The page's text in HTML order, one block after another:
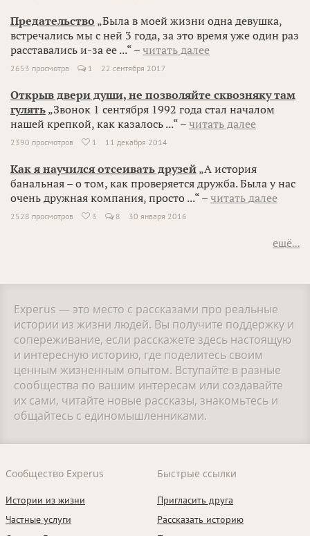
Предательство „Была в моей жизни одна девушка,
встречались мы с ней 3 года, за это время уже один раз
расставались и-за ее ...“ – читать далее
2653 просмотра 1 22 сентября 2017
Открыв двери души, не позволяйте сквозняку там
гулять „Звонок 1 сентября 1992 года стал началом
нашей крепкой, как казалось ...“ – читать далее
2390 просмотров  1 11 декабря 2014
Как я научился отсеивать друзей „А история
банальная – о том, как проверяется дружба. Была у нас
очень дружная компания, просто ...“ – читать далее
2528 просмотров  3 8 30 января 2016
ещё...
Experus — это место с рассказами про реальные
истории из жизни людей. Вы получите поддержку и
сопереживание, если расскажете здесь настоящую
и интересную историю, где поделитесь своим
ценным жизненным опытом. Вступайте в разные
сообщества по вашим интересам или создавайте
их сами, читайте новые рассказы, знакомьтесь и
общайтесь с единомышленниками.
Сообщество Experus
Истории из жизни
Частные услуги
Быстрые ссылки
Пригласить друга
Рассказать историю